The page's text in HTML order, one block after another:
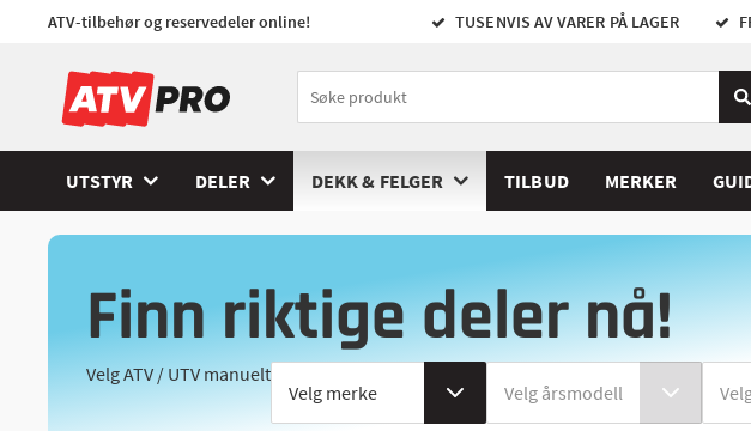
ATV-tilbehør og reservedeler online! TUSENVIS AV VARER PÅ LAGER
UTSTYR DELER DEKK & FELGER TILBUD MERKER
Finn riktige deler nå!
Velg ATV / UTV manuelt